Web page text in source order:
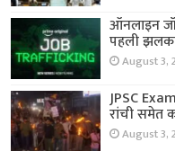
ऑनलाइन
पहली
August 3,
JPSC
रांची समेत
August 3,